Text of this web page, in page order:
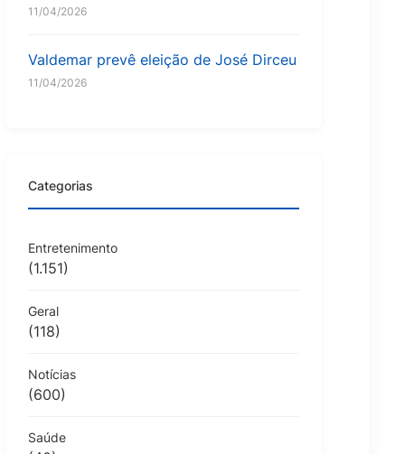
11/04/2026
Valdemar prevê eleição de José Dirceu
11/04/2026
Categorias
Entretenimento
(1.151)
Geral
(118)
Notícias
(600)
Saúde